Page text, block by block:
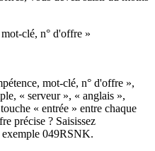
clé, n° d'offre »
mot-clé, n° d'offre »,
« serveur », « anglais »,
« entrée » entre chaque
précise ? Saisissez
exemple 049RSNK.